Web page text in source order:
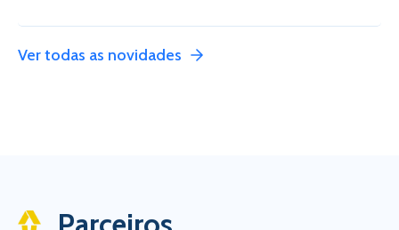
Ver todas as novidades